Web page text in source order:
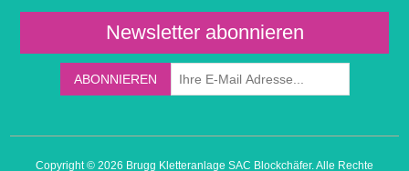
Newsletter abonnieren
Copyright © 2026 Brugg Kletteranlage SAC Blockchäfer. Alle Rechte